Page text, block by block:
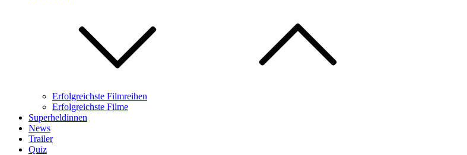
Erfolgreichste Filmreihen
Erfolgreichste Filme
Superheldinnen
News
Trailer
Quiz